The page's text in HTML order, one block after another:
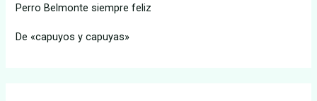
Perro Belmonte siempre feliz
De «capuyos y capuyas»